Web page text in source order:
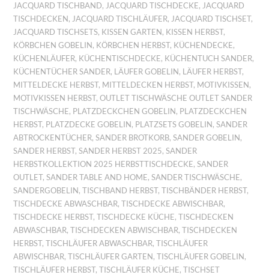
JACQUARD TISCHBAND, JACQUARD TISCHDECKE, JACQUARD
TISCHDECKEN, JACQUARD TISCHLÄUFER, JACQUARD TISCHSET,
JACQUARD TISCHSETS, KISSEN GARTEN, KISSEN HERBST,
KÖRBCHEN GOBELIN, KÖRBCHEN HERBST, KÜCHENDECKE,
KÜCHENLÄUFER, KÜCHENTISCHDECKE, KÜCHENTUCH SANDER,
KÜCHENTÜCHER SANDER, LÄUFER GOBELIN, LÄUFER HERBST,
MITTELDECKE HERBST, MITTELDECKEN HERBST, MOTIVKISSEN,
MOTIVKISSEN HERBST,OUTLET TISCHWÄSCHE OUTLET SANDER
TISCHWÄSCHE, PLATZDECKCHEN GOBELIN, PLATZDECKCHEN
HERBST, PLATZDECKE GOBELIN, PLATZSETS GOBELIN,SANDER
ABTROCKENTÜCHER,SANDER BROTKORB,SANDER GOBELIN,
SANDER HERBST,SANDER HERBST 2025,SANDER
HERBSTKOLLEKTION 2025 HERBSTTISCHDECKE,SANDER
OUTLET,SANDER TABLE AND HOME,SANDER TISCHWÄSCHE,
SANDERGOBELIN,TISCHBAND HERBST,TISCHBÄNDER HERBST,
TISCHDECKE ABWASCHBAR,TISCHDECKE ABWISCHBAR,
TISCHDECKE HERBST,TISCHDECKE KÜCHE,TISCHDECKEN
ABWASCHBAR,TISCHDECKEN ABWISCHBAR,TISCHDECKEN
HERBST,TISCHLÄUFER ABWASCHBAR,TISCHLÄUFER
ABWISCHBAR,TISCHLÄUFER GARTEN,TISCHLÄUFER GOBELIN,
TISCHLÄUFER HERBST,TISCHLÄUFER KÜCHE,TISCHSET